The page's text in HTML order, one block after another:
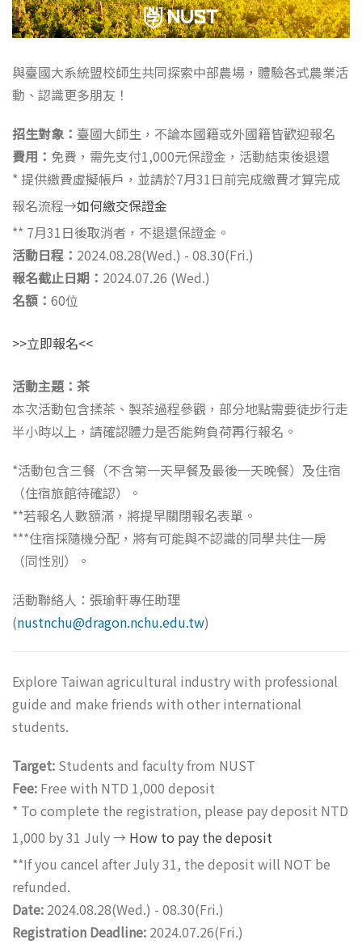
與臺國大系統盟校師生共同探索中部農場，體驗各式農業活
動、認識更多朋友！
招生對象： 臺國大師生，不論本國籍或外國籍皆歡迎報名
費用： 免費，需先支付1,000元保證金，活動結束後退還
* 提供繳費虛擬帳戶，並請於7月31日前完成繳費才算完成
報名流程→如何繳交保證金
** 7月31日後取消者，不退還保證金。
活動日程： 2024.08.28(Wed.) - 08.30(Fri.)
報名截止日期： 2024.07.26 (Wed.)
名額： 60位
>>立即報名<<
活動主題：茶
本次活動包含揉茶、製茶過程參觀，部分地點需要徒步行走
半小時以上，請確認體力是否能夠負荷再行報名。
*活動包含三餐（不含第一天早餐及最後一天晚餐）及住宿
（住宿旅館待確認）。
**若報名人數額滿，將提早關閉報名表單。
***住宿採隨機分配，將有可能與不認識的同學共住一房
（同性別）。
活動聯絡人：張瑜軒專任助理
(nustnchu@dragon.nchu.edu.tw)
Explore Taiwan agricultural industry with professional
guide and make friends with other international
students.
Target: Students and faculty from NUST
Fee: Free with NTD 1,000 deposit
* To complete the registration, please pay deposit NTD
1,000 by 31 July → How to pay the deposit
**If you cancel after July 31, the deposit will NOT be
refunded.
Date: 2024.08.28(Wed.) - 08.30(Fri.)
Registration Deadline: 2024.07.26(Fri.)